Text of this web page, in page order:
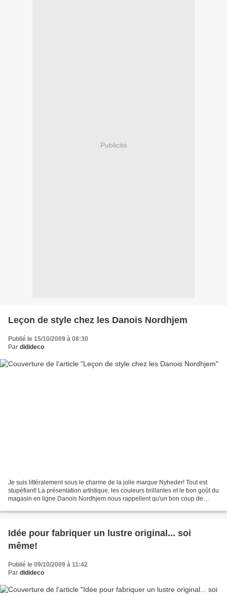
Publicité
Leçon de style chez les Danois Nordhjem
Publié le 15/10/2009 à 08:30
Par didideco
Je suis littéralement sous le charme de la jolie marque Nyheder! Tout est
stupéfiant! La présentation artistique, les couleurs brillantes et le bon goût du
magasin en ligne Danois Nordhjem nous rappellent qu'un bon coup de
Idée pour fabriquer un lustre original... soi
même!
Publié le 09/10/2009 à 11:42
Par didideco